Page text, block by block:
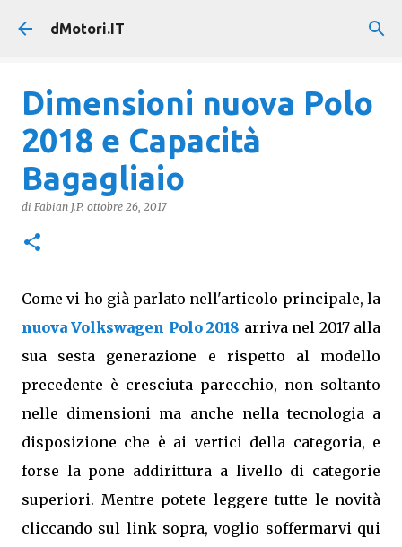
Passa ai contenuti principali
dMotori.IT
Dimensioni nuova Polo
2018 e Capacità
Bagagliaio
di Fabian J.P. ottobre 26, 2017
Come vi ho già parlato nell'articolo principale, la
nuova Volkswagen Polo 2018 arriva nel 2017 alla
sua sesta generazione e rispetto al modello
precedente è cresciuta parecchio, non soltanto
nelle dimensioni ma anche nella tecnologia a
disposizione che è ai vertici della categoria, e
forse la pone addirittura a livello di categorie
superiori. Mentre potete leggere tutte le novità
cliccando sul link sopra, voglio soffermarvi qui